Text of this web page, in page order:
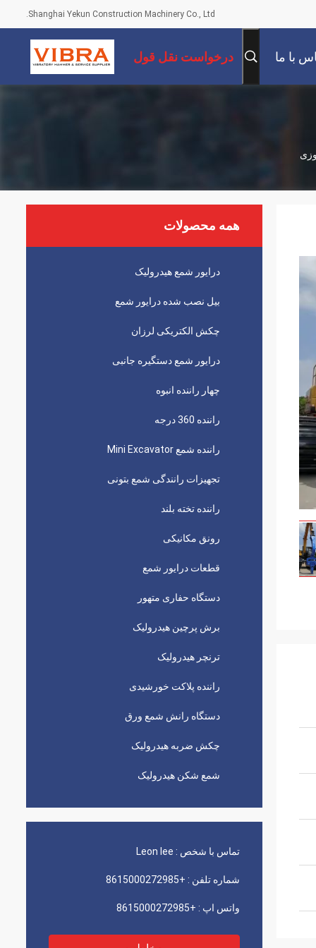
Shanghai Yekun Construction Machinery Co., Ltd.
با ما درخواست نقل قول
همه محصولات
درایور شمع هیدرولیک
بیل نصب شده درایور شمع
چکش الکتریکی لرزان
درایور شمع دستگیره جانبی
چهار راننده انبوه
راننده 360 درجه
راننده شمع Mini Excavator
تجهیزات رانندگی شمع بتونی
راننده تخته بلند
رونق مکانیکی
قطعات درایور شمع
دستگاه حفاری متهور
برش پرچین هیدرولیک
ترنچر هیدرولیک
راننده پلاکت خورشیدی
دستگاه رانش شمع ورق
چکش ضربه هیدرولیک
شمع شکن هیدرولیک
تماس با شخص : Leon lee
شماره تلفن : +8615000272985
واتس اپ : +8615000272985